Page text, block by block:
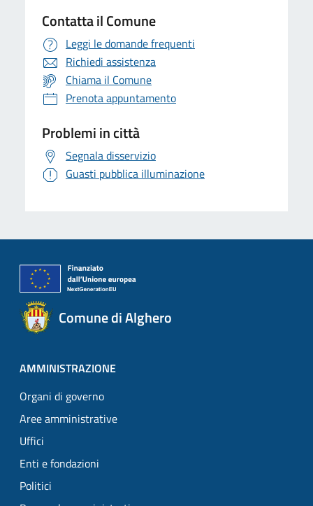
Contatta il Comune
Leggi le domande frequenti
Richiedi assistenza
Chiama il Comune
Prenota appuntamento
Problemi in città
Segnala disservizio
Guasti pubblica illuminazione
Comune di Alghero
AMMINISTRAZIONE
Organi di governo
Aree amministrative
Uffici
Enti e fondazioni
Politici